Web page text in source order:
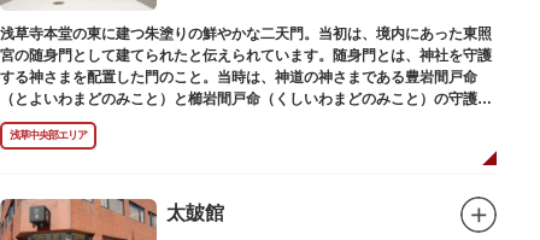
浅草寺本堂の東に建つ朱塗りの鮮やかな二天門。当初は、境内にあった東照
宮の随身門として建てられたと伝えられています。随身門とは、神社を守護
する神さまを配置した門のこと。当時は、神道の神さまである豊岩間戸命
（とよいわまどのみこと）と櫛岩間戸命（くしいわまどのみこと）の守護神
像が左右に祀られていました。
しかし、1868年（明治元年）に明治政府が発令した神仏分離令により、仏教
寺院である浅草寺には、この2柱の神さまの像を祀ることができなくなりま
鶴岡八幡宮にあった仏教の守護神である広目天（こうもくてん）と持国天
（じこくてん）の像を二天門に安置。これに伴い、正式名称が随身門から二
浅草中央部エリア
太皷館